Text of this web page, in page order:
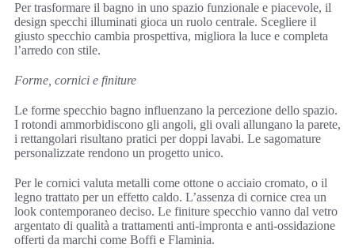
Per trasformare il bagno in uno spazio funzionale e piacevole, il
design specchi illuminati gioca un ruolo centrale. Scegliere il
giusto specchio cambia prospettiva, migliora la luce e completa
l’arredo con stile.
Forme, cornici e finiture
Le forme specchio bagno influenzano la percezione dello spazio.
I rotondi ammorbidiscono gli angoli, gli ovali allungano la parete,
i rettangolari risultano pratici per doppi lavabi. Le sagomature
personalizzate rendono un progetto unico.
Per le cornici valuta metalli come ottone o acciaio cromato, o il
legno trattato per un effetto caldo. L’assenza di cornice crea un
look contemporaneo deciso. Le finiture specchio vanno dal vetro
argentato di qualità a trattamenti anti-impronta e anti-ossidazione
offerti da marchi come Boffi e Flaminia.